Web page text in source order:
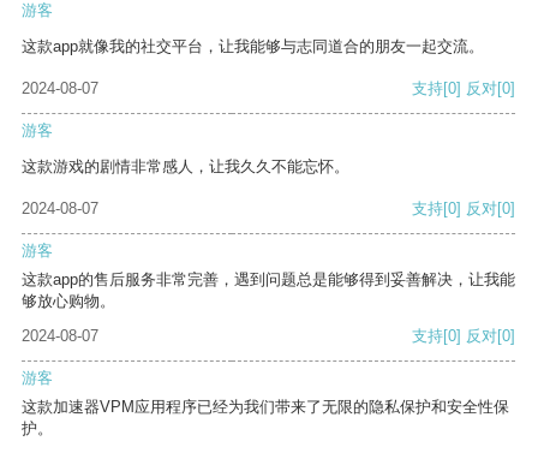
游客
这款app就像我的社交平台，让我能够与志同道合的朋友一起交流。
2024-08-07 支持[0] 反对[0]
游客
这款游戏的剧情非常感人，让我久久不能忘怀。
2024-08-07 支持[0] 反对[0]
游客
这款app的售后服务非常完善，遇到问题总是能够得到妥善解决，让我能
够放心购物。
2024-08-07
支持[0] 反对[0]
游客
这款加速器VPM应用程序已经为我们带来了无限的隐私保护和安全性保
护。